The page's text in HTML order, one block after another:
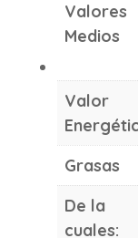
Valores
Medios
Valor
Grasas
De la
cuales: